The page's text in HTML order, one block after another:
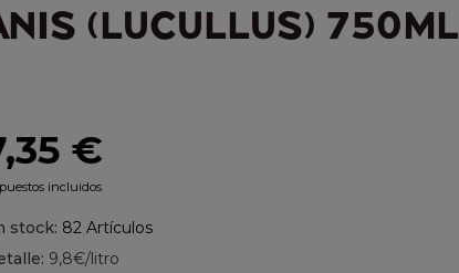
(LUCULLUS) 750ML
€
incluidos
stock: 82 Artículos
9,8€/litro